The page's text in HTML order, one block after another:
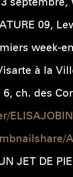
09,
week-
à la
6, ch. des
JET DE